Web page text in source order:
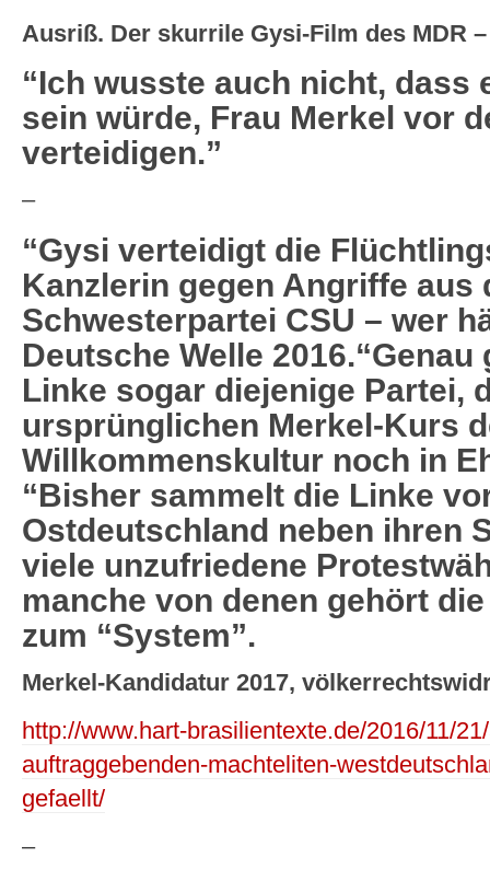
Ausriß. Der skurrile Gysi-Film des MDR
“Ich wusste auch nicht, dass
sein würde, Frau Merkel vor
verteidigen.”
–
“Gysi verteidigt die
Kanzlerin gegen Angriffe aus
Schwesterpartei CSU – wer
Deutsche Welle 2016.“Genau
Linke sogar diejenige Partei,
ursprünglichen Merkel-Kurs
Willkommenskultur noch in
“Bisher sammelt die Linke
Ostdeutschland neben ihren
viele unzufriedene
manche von denen gehört
zum “System”.
Merkel-Kandidatur 2017,
http://www.hart-brasilientexte.de/2016/11/
auftraggebenden-machteliten-
gefaellt/
–